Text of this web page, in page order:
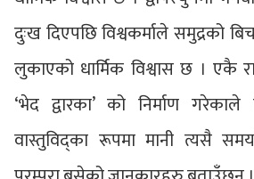
दुःख दिएपछि विश्वकर्माले समुद्रको
लुकाएको धार्मिक विश्वास छ । एकै
‘भेद द्वारका’ को निर्माण
वास्तुविद्का रूपमा मानी त्यसै